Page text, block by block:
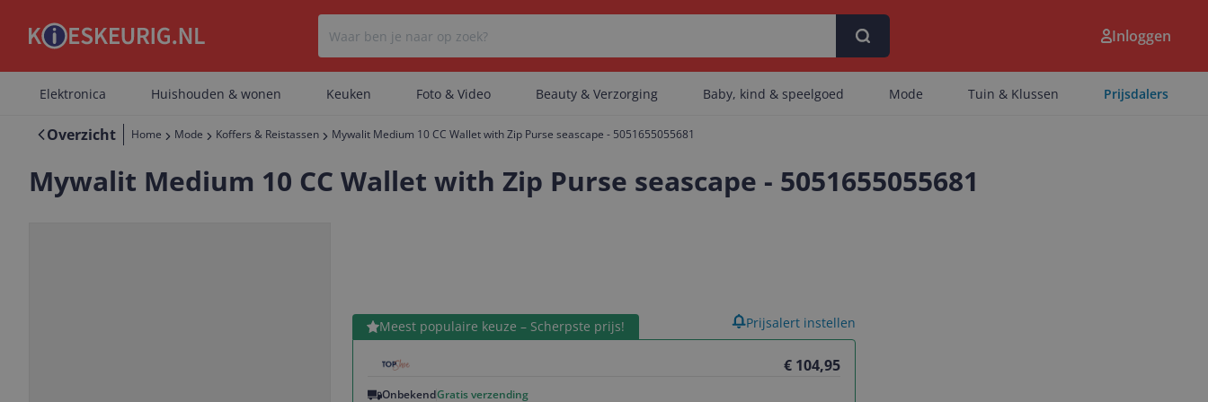
Er zijn geen categorieën gevonden.
Er zijn geen artikelen gevonden.
Inloggen
Elektronica Huishouden & wonen Keuken Foto & Video Beauty & Verzorging Baby, kind & speelgoed Mode Tuin & Klussen Prijsdalers
Overzicht Home Mode Koffers & Reistassen Mywalit Medium 10 CC Wallet with Zip Purse seascape - 5051655055681
Mywalit Medium 10 CC Wallet with Zip Purse seascape - 5051655055681
Meest populaire keuze – Scherpste prijs!
€ 104,95
OnbekendGratis verzending
Bekijk product Prijsalert instellen